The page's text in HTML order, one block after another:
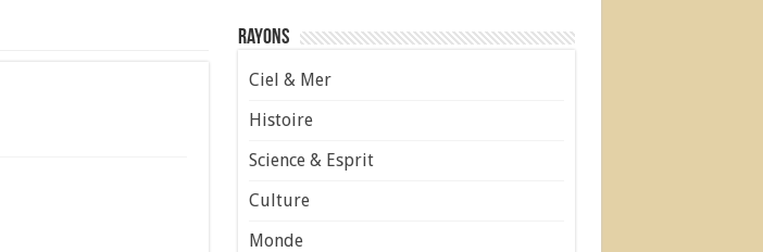
Rayons
Ciel & Mer
Histoire
Science & Esprit
Culture
Monde